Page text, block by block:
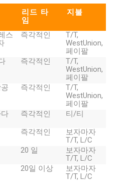
리드 타
임
지불
스
즉각적인
T/T,
WestUnion,
페이팔
즉각적인
T/T,
WestUnion,
페이팔
즉각적인
T/T,
WestUnion,
페이팔
즉각적인
티/티
즉각적인
보자마자
T/T, L/C
20 일
보자마자
T/T, L/C
20일 이상
보자마자
T/T, L/C